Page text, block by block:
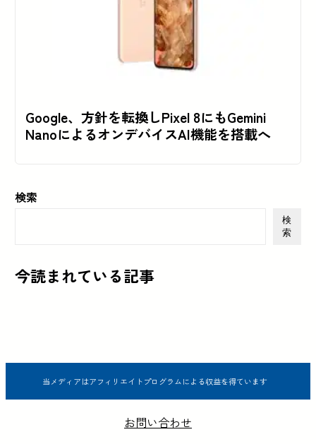
Google、方針を転換しPixel 8にもGemini
NanoによるオンデバイスAI機能を搭載へ
検索
検
索
今読まれている記事
当メディアはアフィリエイトプログラムによる収益を得ています
お問い合わせ